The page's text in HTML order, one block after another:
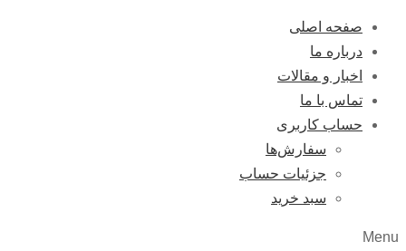
صفحه اصلی
درباره ما
اخبار و مقالات
تماس با ما
حساب کاربری
سفارش‌ها
جزئیات حساب
سبد خرید
Menu